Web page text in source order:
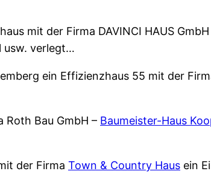
mit der Firma DAVINCI HAUS
usw. verlegt…
ein Effizienzhaus 55 mit der
Roth Bau GmbH – Baumeister-Haus
der Firma Town & Country Haus ein